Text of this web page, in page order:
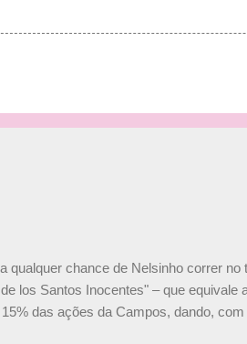
qualquer chance de Nelsinho correr no
los Santos Inocentes" – que equivale
das ações da Campos, dando,